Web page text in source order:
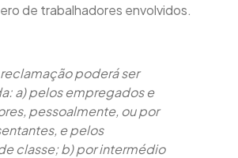
de trabalhadores envolvidos.
poderá ser
a) pelos empregados e
pessoalmente, ou por
e pelos
classe; b) por intermédio